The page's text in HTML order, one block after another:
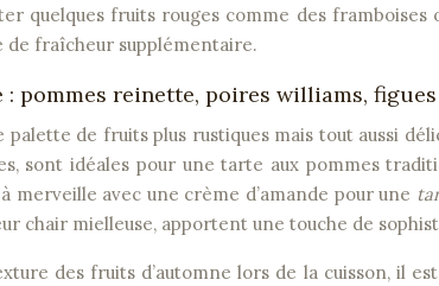
quelques fruits rouges comme des
de fraîcheur supplémentaire.
: pommes reinette, poires williams,
palette de fruits plus rustiques mais tout aussi
sont idéales pour une tarte aux pommes
merveille avec une crème d’amande pour une
chair mielleuse, apportent une touche de
des fruits d’automne lors de la cuisson, il